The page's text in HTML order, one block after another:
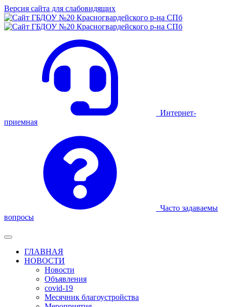
Версия сайта для слабовидящих
Интернет-
приемная
Часто задаваемы
вопросы
ГЛАВНАЯ
НОВОСТИ
Новости
Объявления
covid-19
Месячник благоустройства